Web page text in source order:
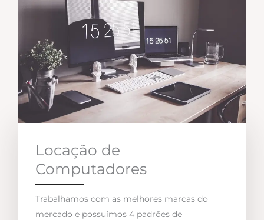
Locação de
Computadores
Trabalhamos com as melhores marcas do
mercado e possuímos 4 padrões de